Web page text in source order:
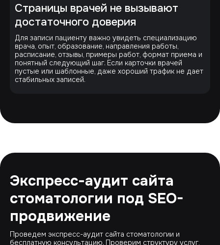
Страницы врачей не вызывают
достаточного доверия
Для записи пациенту важно увидеть специализацию
врача, опыт, образование, направления работы,
расписание, отзывы, примеры работ, формат приема и
понятный следующий шаг. Если карточки врачей
пустые или шаблонные, даже хороший трафик не дает
стабильных записей.
Экспресс-аудит сайта
стоматологии под SEO-
продвижение
Проведем экспресс-аудит сайта стоматологии и
бесплатную консультацию. Проверим структуру услуг,